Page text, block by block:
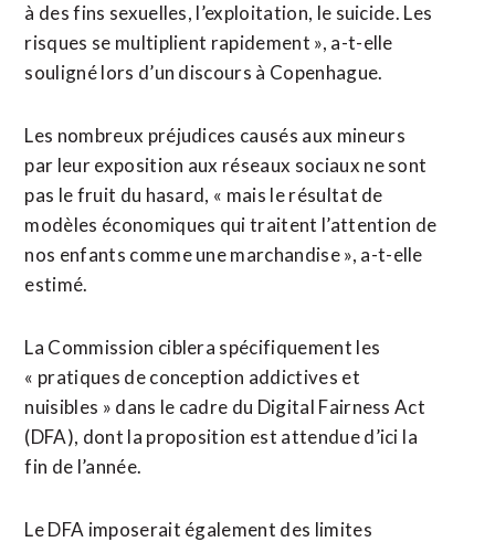
à des fins sexuelles, l’exploitation, le suicide. ‌Les
risques se ‌multiplient rapidement », a-t-elle
souligné lors d’un discours à Copenhague.
Les nombreux préjudices causés aux mineurs
par leur exposition aux réseaux sociaux ne sont
pas ​le fruit du hasard, « mais le résultat de
modèles économiques qui traitent l’attention de
nos enfants comme une marchandise », a-t-elle
estimé.
La Commission ciblera spécifiquement les
« pratiques de conception addictives et
nuisibles » dans le cadre du Digital Fairness Act
(DFA), dont la proposition est attendue d’ici ⁠la
fin de l’année.
Le DFA imposerait également des limites